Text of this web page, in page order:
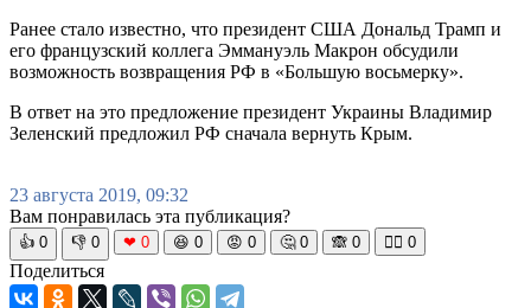
Ранее стало известно, что президент США Дональд Трамп и
его французский коллега Эммануэль Макрон обсудили
возможность возвращения РФ в «Большую восьмерку».
В ответ на это предложение президент Украины Владимир
Зеленский предложил РФ сначала вернуть Крым.
23 августа 2019, 09:32
Вам понравилась эта публикация?
👍 0 👎 0 ❤ 0 😆 0 😡 0 🤔 0 🙈 0 🧘‍♀️ 0
Поделиться